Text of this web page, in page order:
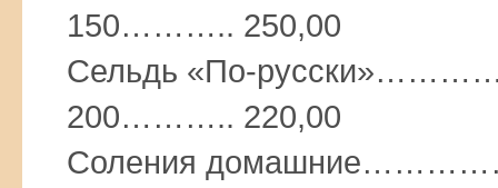
150……….. 250,00
Сельдь «По-
200……….. 220,00
Соления